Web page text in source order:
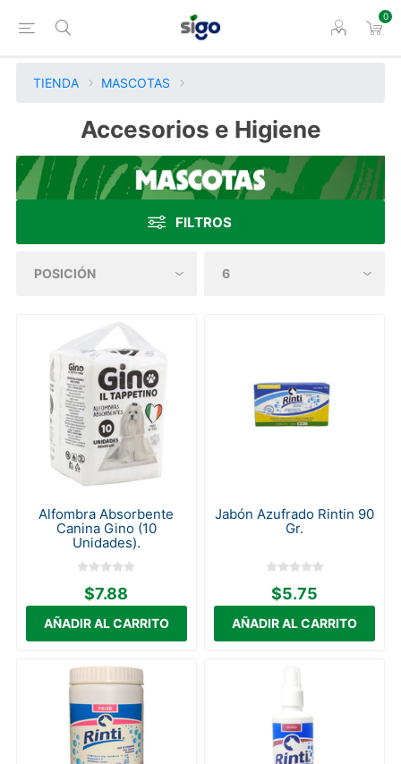
0
TIENDA MASCOTAS
Accesorios e Higiene
FILTROS
Alfombra Absorbente
Canina Gino (10
Unidades).
$7.88
Jabón Azufrado Rintin 90
Gr.
$5.75